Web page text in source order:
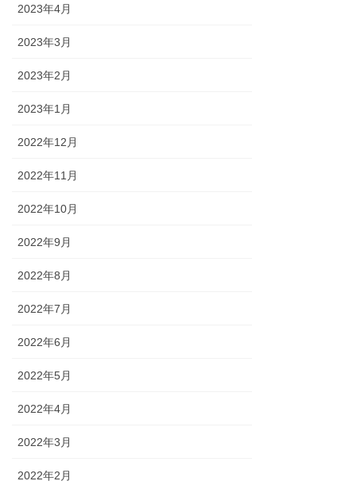
2023年4月
2023年3月
2023年2月
2023年1月
2022年12月
2022年11月
2022年10月
2022年9月
2022年8月
2022年7月
2022年6月
2022年5月
2022年4月
2022年3月
2022年2月